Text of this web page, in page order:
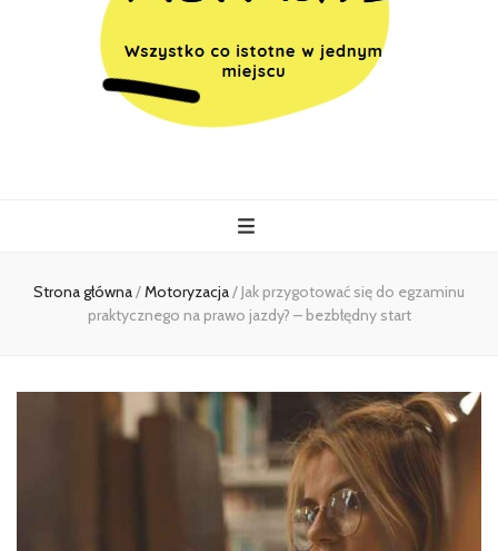
Strona główna/Motoryzacja/Jak przygotować się do egzaminu
praktycznego na prawo jazdy? – bezbłędny start